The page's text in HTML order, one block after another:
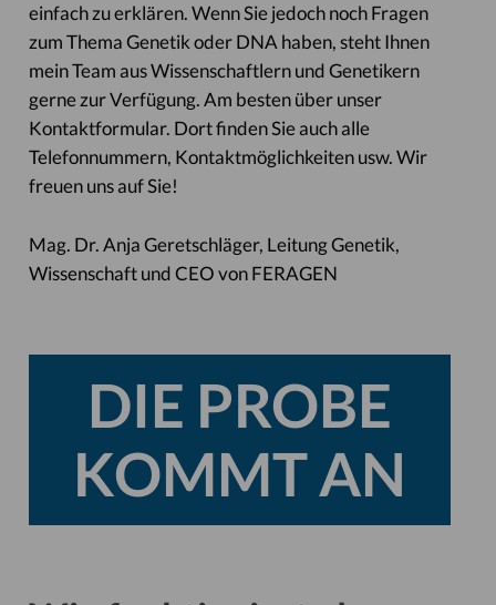
einfach zu erklären. Wenn Sie jedoch noch Fragen
zum Thema Genetik oder DNA haben, steht Ihnen
mein Team aus Wissenschaftlern und Genetikern
gerne zur Verfügung. Am besten über unser
Kontaktformular. Dort finden Sie auch alle
Telefonnummern, Kontaktmöglichkeiten usw. Wir
freuen uns auf Sie!
Mag. Dr. Anja Geretschläger, Leitung Genetik,
Wissenschaft und CEO von FERAGEN
DIE PROBE
KOMMT AN